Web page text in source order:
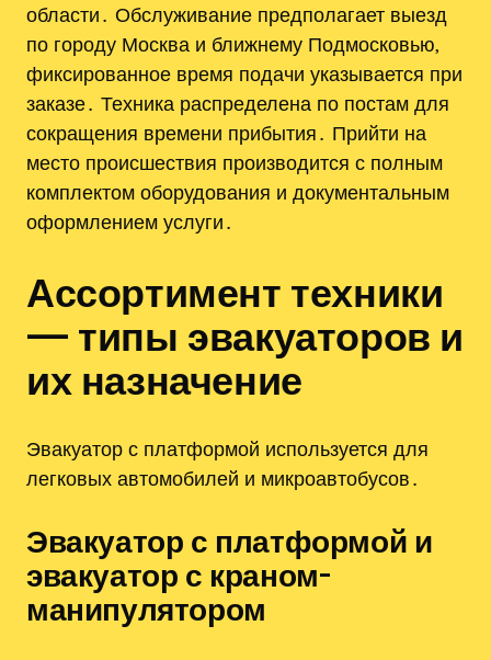
области․ Обслуживание предполагает выезд
по городу Москва и ближнему Подмосковью‚
фиксированное время подачи указывается при
заказе․ Техника распределена по постам для
сокращения времени прибытия․ Прийти на
место происшествия производится с полным
комплектом оборудования и документальным
оформлением услуги․
Ассортимент техники
— типы эвакуаторов и
их назначение
Эвакуатор с платформой используется для
легковых автомобилей и микроавтобусов․
Эвакуатор с платформой и
эвакуатор с краном-
манипулятором